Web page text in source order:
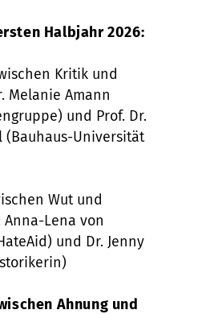
Halbjahr 2026:
Kritik und
Melanie Amann
und Prof. Dr.
(Bauhaus-Universität
Wut und
Lena von
und Dr. Jenny
Ahnung und